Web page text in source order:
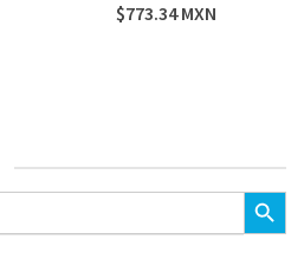
$773.34MXN
Botón de